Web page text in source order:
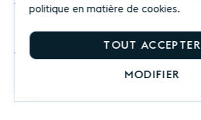
politique en matière de cookies.
TOUT ACCEPTER
MODIFIER
Questions sur le produit